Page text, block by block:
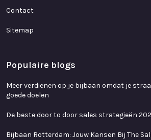
Contact
Sitemap
Populaire blogs
Meer verdienen op je bijbaan omdat je
goede doelen
De beste door to door sales strategieën
Bijbaan Rotterdam: Jouw Kansen Bij The